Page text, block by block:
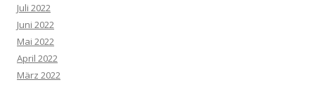
Juli 2022
Juni 2022
Mai 2022
April 2022
März 2022